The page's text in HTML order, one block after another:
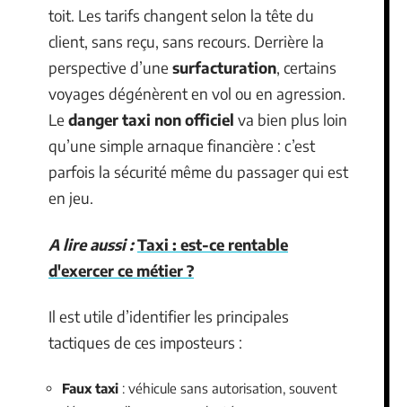
toit. Les tarifs changent selon la tête du
client, sans reçu, sans recours. Derrière la
perspective d’une surfacturation, certains
voyages dégénèrent en vol ou en agression.
Le danger taxi non officiel va bien plus loin
qu’une simple arnaque financière : c’est
parfois la sécurité même du passager qui est
en jeu.
A lire aussi :Taxi : est-ce rentable
d'exercer ce métier ?
Il est utile d’identifier les principales
tactiques de ces imposteurs :
Faux taxi : véhicule sans autorisation, souvent